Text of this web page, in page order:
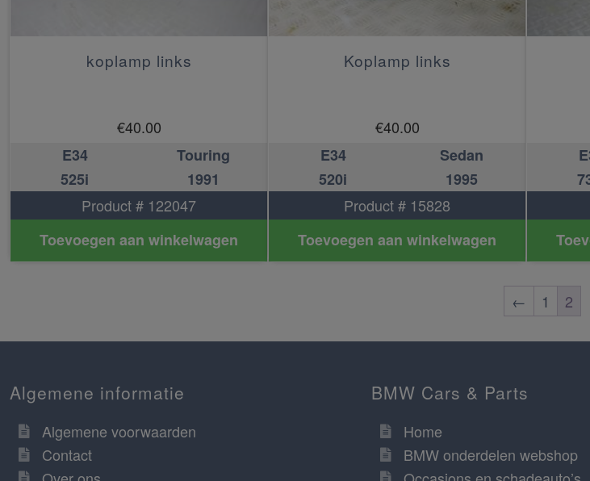
koplamp links
€40.00
E34
Touring
525i
1991
Product # 122047
Toevoegen aan winkelwagen
Koplamp links
€40.00
E34
Sedan
520i
1995
Product # 15828
Toevoegen aan winkelwagen
← 1 2
Algemene informatie
Algemene voorwaarden
Contact
BMW Cars & Parts
Home
BMW onderdelen webshop